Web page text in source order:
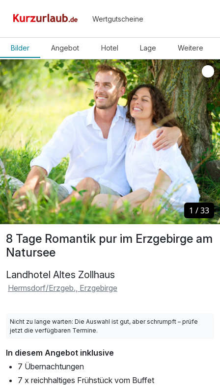
Wertgutscheine
Bilder Angebot Hotel Lage Weitere
8 Tage Romantik pur im Erzgebirge am
Natursee
Landhotel Altes Zollhaus
Hermsdorf/Erzgeb., Erzgebirge
1 /33
1 /33
Nicht zu lange warten: Die Auswahl ist gut, aber schrumpft – prüfe
jetzt die verfügbaren Termine.
In diesem Angebot inklusive
7 Übernachtungen
7 x reichhaltiges Frühstück vom Buffet